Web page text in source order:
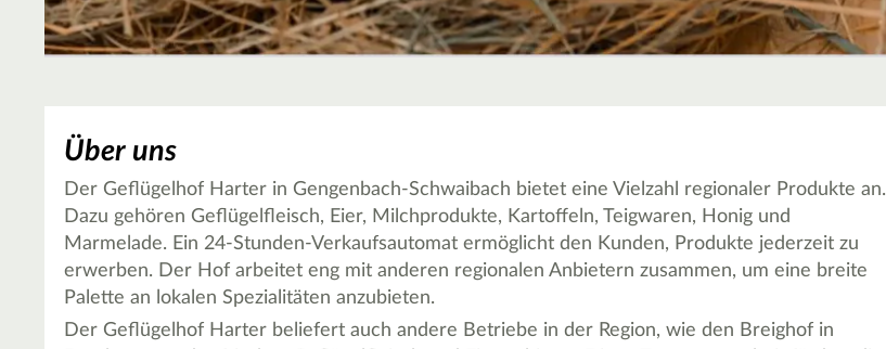
Über uns
Der Geflügelhof Harter in Gengenbach-Schwaibach bietet eine Vielzahl regionaler Produkte an.
Dazu gehören Geflügelfleisch, Eier, Milchprodukte, Kartoffeln, Teigwaren, Honig und
Marmelade. Ein 24-Stunden-Verkaufsautomat ermöglicht den Kunden, Produkte jederzeit zu
erwerben. Der Hof arbeitet eng mit anderen regionalen Anbietern zusammen, um eine breite
Palette an lokalen Spezialitäten anzubieten.
Der Geflügelhof Harter beliefert auch andere Betriebe in der Region, wie den Breighof in